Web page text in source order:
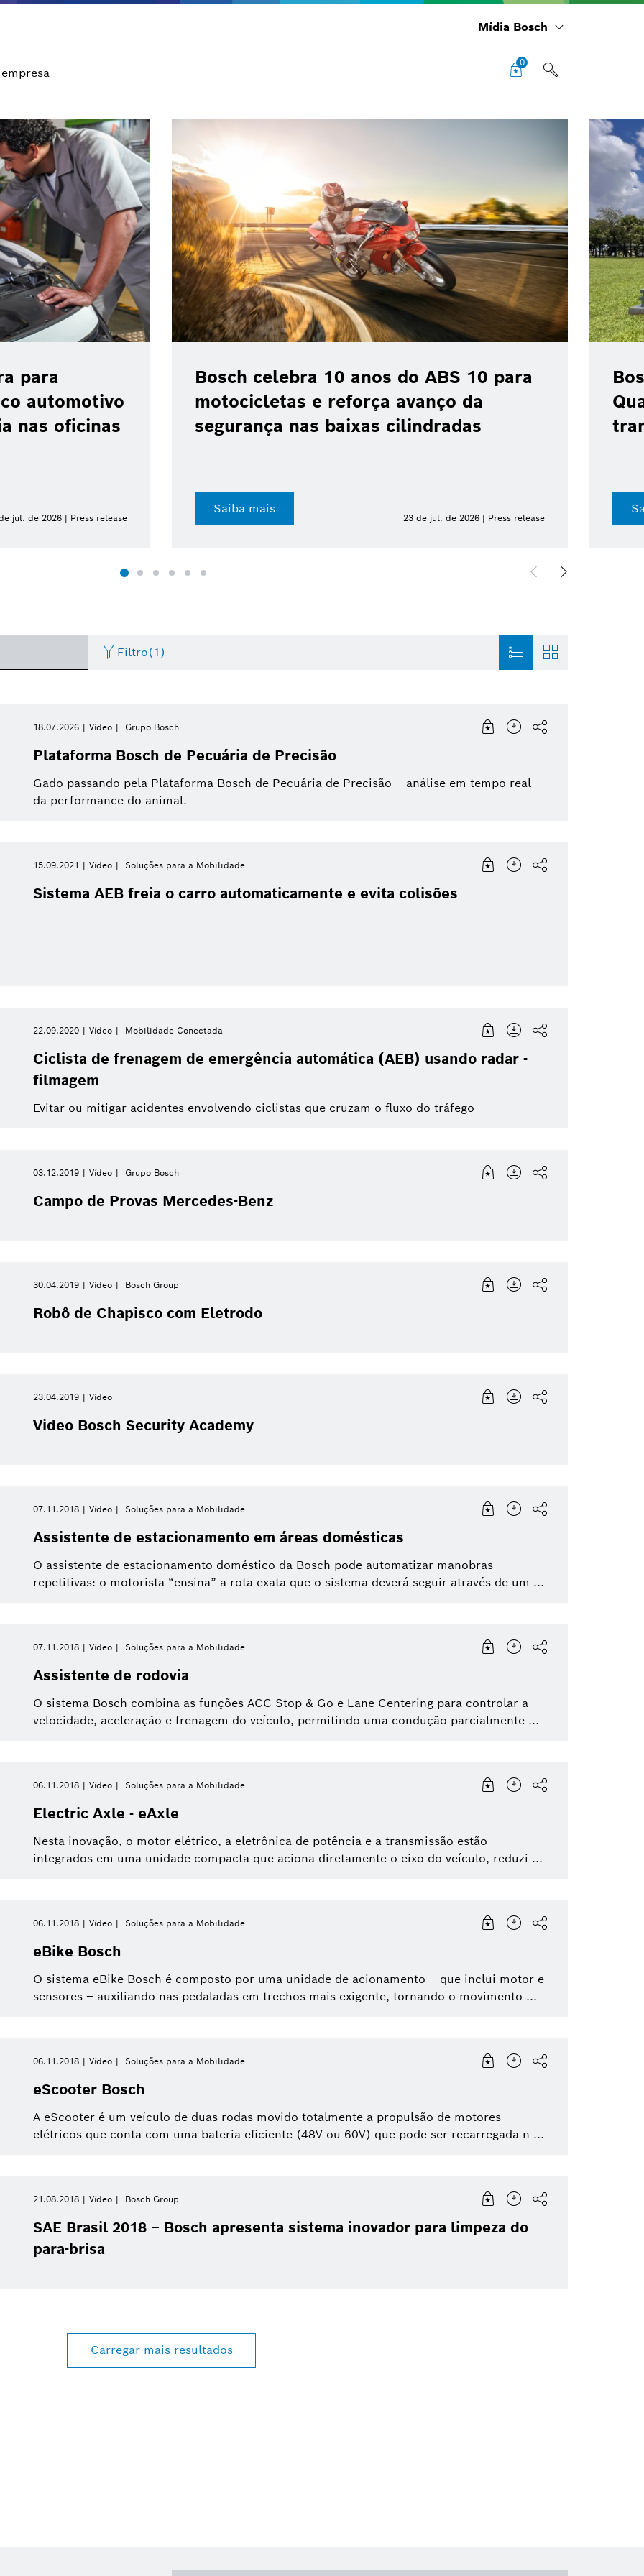
Mídia Bosch
0
ABS 10 para
da
23 de jul. de 2026 | Press release
Bosch anuncia colaboração com a
Qualcomm para acelerar a
transformação industrial no Brasil
Saiba mais
8 de jul. de 2026 | Press release
Filtro(1)
Internet das Coisas Veículos Comerciais
Casas inteligentes
Pesquisa Indústria 4.0 Duas Rodas
Building
Sistemas eBike Soluções para a Mobilidade
Energia e Tecnologia Predial
Por favor, selecione
Por favor, selecione
De
Vídeo Apresentações Infográfico
Press release
18.07.2026 Vídeo Grupo Bosch
Plataforma Bosch de Pecuária de Precisão
Gado passando pela Plataforma Bosch de Pecuária de Precisão – análise em tempo real
da performance do animal.
15.09.2021 Vídeo Soluções para a Mobilidade
Sistema AEB freia o carro automaticamente e evita colisões
22.09.2020 Vídeo Mobilidade Conectada
Ciclista de frenagem de emergência automática (AEB) usando radar -
filmagem
Evitar ou mitigar acidentes envolvendo ciclistas que cruzam o fluxo do tráfego
03.12.2019 Vídeo Grupo Bosch
Campo de Provas Mercedes-Benz
30.04.2019 Vídeo Bosch Group
Robô de Chapisco com Eletrodo
23.04.2019 Vídeo
Video Bosch Security Academy
07.11.2018 Vídeo Soluções para a Mobilidade
Assistente de estacionamento em áreas domésticas
O assistente de estacionamento doméstico da Bosch pode automatizar manobras
repetitivas: o motorista “ensina” a rota exata que o sistema deverá seguir através de um ...
07.11.2018 Vídeo Soluções para a Mobilidade
Assistente de rodovia
O sistema Bosch combina as funções ACC Stop & Go e Lane Centering para controlar a
velocidade, aceleração e frenagem do veículo, permitindo uma condução parcialmente ...
06.11.2018 Vídeo Soluções para a Mobilidade
Electric Axle - eAxle
Nesta inovação, o motor elétrico, a eletrônica de potência e a transmissão estão
integrados em uma unidade compacta que aciona diretamente o eixo do veículo, reduzi ...
06.11.2018 Vídeo Soluções para a Mobilidade
eBike Bosch
O sistema eBike Bosch é composto por uma unidade de acionamento – que inclui motor e
sensores – auxiliando nas pedaladas em trechos mais exigente, tornando o movimento ...
06.11.2018 Vídeo Soluções para a Mobilidade
eScooter Bosch
A eScooter é um veículo de duas rodas movido totalmente a propulsão de motores
elétricos que conta com uma bateria eficiente (48V ou 60V) que pode ser recarregada n ...
21.08.2018 Vídeo Bosch Group
SAE Brasil 2018 – Bosch apresenta sistema inovador para limpeza do
para-brisa
Carregar mais resultados